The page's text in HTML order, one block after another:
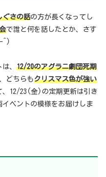
ぐさの話の方が長くなってし
で誰と何を話したとか、さす
^)
、 12/20のアグラニ劇団死期
どちらもクリスマス色が強い
、12/23(金)の定期更新は引き
イベントの模様をお届けしま